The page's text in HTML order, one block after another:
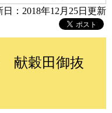
日：2018年12月25日更新
献穀田御抜